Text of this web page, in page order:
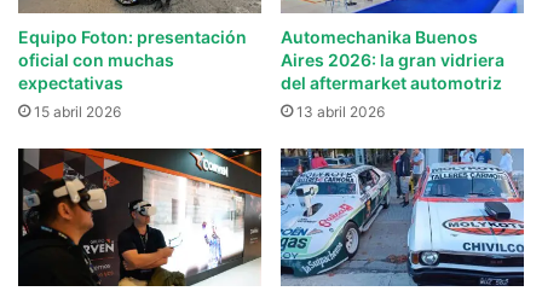
Equipo Foton: presentación
oficial con muchas
expectativas
15 abril 2026
Automechanika Buenos
Aires 2026: la gran vidriera
del aftermarket automotriz
13 abril 2026